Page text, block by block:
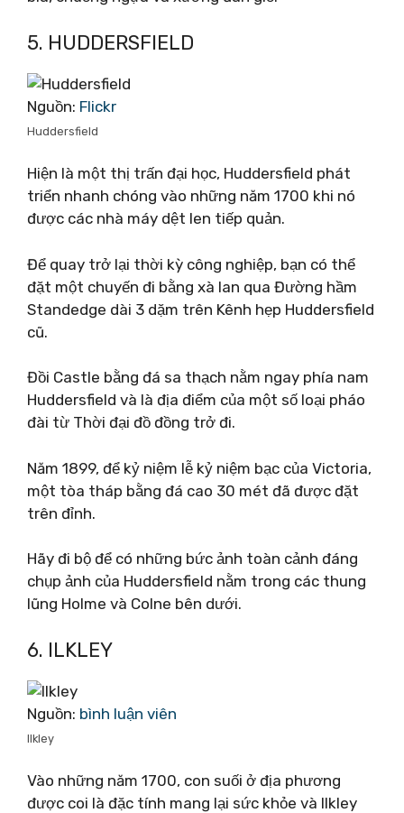
5. HUDDERSFIELD
Nguồn: Flickr
Huddersfield
Hiện là một thị trấn đại học, Huddersfield phát
triển nhanh chóng vào những năm 1700 khi nó
được các nhà máy dệt len ​​tiếp quản.
Để quay trở lại thời kỳ công nghiệp, bạn có thể
đặt một chuyến đi bằng xà lan qua Đường hầm
Standedge dài 3 dặm trên Kênh hẹp Huddersfield
cũ.
Đồi Castle bằng đá sa thạch nằm ngay phía nam
Huddersfield và là địa điểm của một số loại pháo
đài từ Thời đại đồ đồng trở đi.
Năm 1899, để kỷ niệm lễ kỷ niệm bạc của Victoria,
một tòa tháp bằng đá cao 30 mét đã được đặt
trên đỉnh.
Hãy đi bộ để có những bức ảnh toàn cảnh đáng
chụp ảnh của Huddersfield nằm trong các thung
lũng Holme và Colne bên dưới.
6. ILKLEY
Nguồn: bình luận viên
Ilkley
Vào những năm 1700, con suối ở địa phương
được coi là đặc tính mang lại sức khỏe và Ilkley